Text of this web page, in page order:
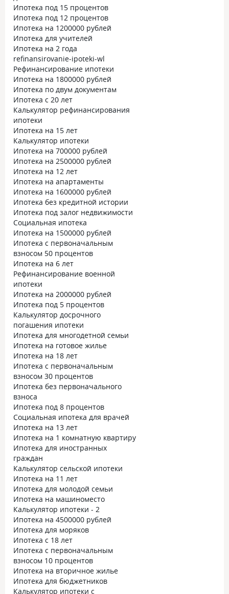
Ипотека под 15 процентов
Ипотека под 12 процентов
Ипотека на 1200000 рублей
Ипотека для учителей
Ипотека на 2 года
refinansirovanie-ipoteki-wl
Рефинансирование ипотеки
Ипотека на 1800000 рублей
Ипотека по двум документам
Ипотека с 20 лет
Калькулятор рефинансирования
ипотеки
Ипотека на 15 лет
Калькулятор ипотеки
Ипотека на 700000 рублей
Ипотека на 2500000 рублей
Ипотека на 12 лет
Ипотека на апартаменты
Ипотека на 1600000 рублей
Ипотека без кредитной истории
Ипотека под залог недвижимости
Социальная ипотека
Ипотека на 1500000 рублей
Ипотека с первоначальным
взносом 50 процентов
Ипотека на 6 лет
Рефинансирование военной
ипотеки
Ипотека на 2000000 рублей
Ипотека под 5 процентов
Калькулятор досрочного
погашения ипотеки
Ипотека для многодетной семьи
Ипотека на готовое жилье
Ипотека на 18 лет
Ипотека с первоначальным
взносом 30 процентов
Ипотека без первоначального
взноса
Ипотека под 8 процентов
Социальная ипотека для врачей
Ипотека на 13 лет
Ипотека на 1 комнатную квартиру
Ипотека для иностранных
граждан
Калькулятор сельской ипотеки
Ипотека на 11 лет
Ипотека для молодой семьи
Ипотека на машиноместо
Калькулятор ипотеки - 2
Ипотека на 4500000 рублей
Ипотека для моряков
Ипотека с 18 лет
Ипотека с первоначальным
взносом 10 процентов
Ипотека на вторичное жилье
Ипотека для бюджетников
Калькулятор ипотеки с